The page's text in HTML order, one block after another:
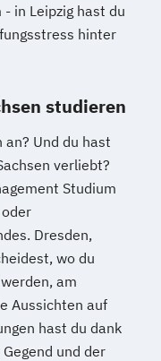
in Leipzig hast du
hinter
studieren
Und du hast
verliebt?
Studium
Dresden,
wo du
am
Aussichten auf
hast du dank
und der